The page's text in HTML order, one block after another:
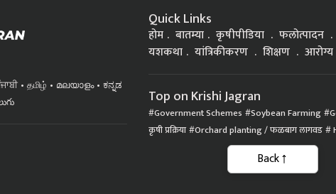
தமிழ்
ಕನ್ನಡ
Quick Links
होम बातम्या कृषीपीडिया फलोत्पादन
यशकथा
यांत्रिकीकरण शिक्षण आरोग्य
Top on Krishi Jagran
Government Schemes Soybean Farming
कृषी प्रक्रिया
Orchard planting / फळबाग लागवड
Back